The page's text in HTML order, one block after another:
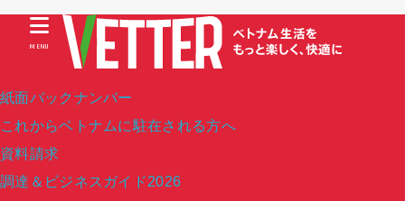
紙面バックナンバー
これからベトナムに駐在される方へ
資料請求
調達＆ビジネスガイド2026
MENU